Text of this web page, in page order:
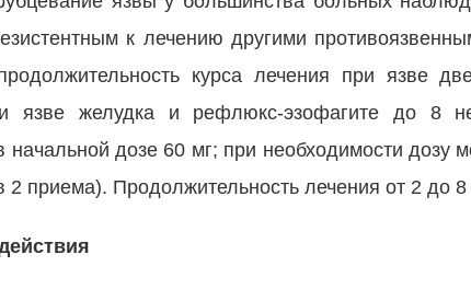
к лечению другими
курса лечения при язве
язве желудка и рефлюкс-эзофагите до 8
начальной дозе 60 мг; при необходимости дозу
2 приема). Продолжительность лечения от 2 до